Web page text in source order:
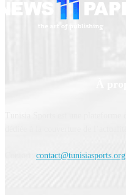
contact@tunisiasports.org